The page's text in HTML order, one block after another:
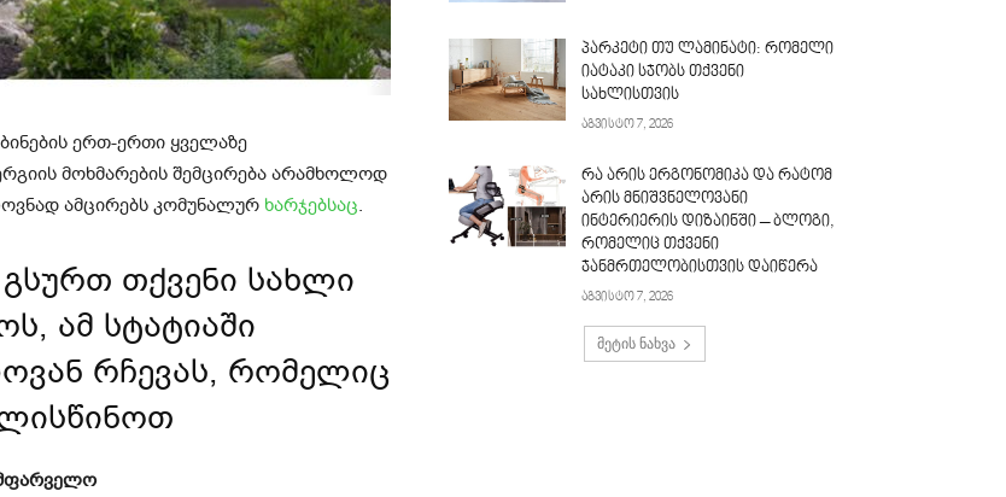
ერთ-ერთი ყველაზე
მოხმარების შემცირება არამხოლოდ
ამცირებს კომუნალურ ხარჯებსაც.
თქვენი სახლი
ამ სტატიაში
რჩევას, რომელიც
პარკეტი თუ ლამინატი: რომელი
იატაკი სჯობს თქვენი
სახლისთვის
აგვისტო 7, 2026
რა არის ერგონომიკა და რატომ
არის მნიშვნელოვანი
ინტერიერის დიზაინში – ბლოგი,
რომელიც თქვენი
ჯანმრთელობისთვის დაიწერა
აგვისტო 7, 2026
მეტის ნახვა